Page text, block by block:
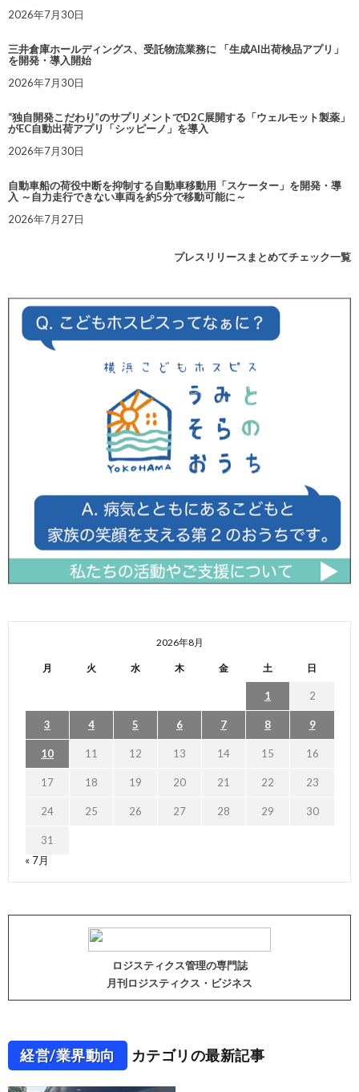
2026年7月30日
三井倉庫ホールディングス、受託物流業務に 「生成AI出荷検品アプリ」
を開発・導入開始
2026年7月30日
“独自開発こだわり”のサプリメントでD2C展開する「ウェルモット製薬」
がEC自動出荷アプリ「シッピーノ」を導入
2026年7月30日
自動車船の荷役中断を抑制する自動車移動用「スケーター」を開発・導
入 ～自力走行できない車両を約5分で移動可能に～
2026年7月27日
プレスリリースまとめてチェック一覧
2026年8月
月 火 水 木 金 土 日
1 2
3 4 5 6 7 8 9
10 11 12 13 14 15 16
17 18 19 20 21 22 23
24 25 26 27 28 29 30
31
« 7月
ロジスティクス管理の専門誌
月刊ロジスティクス・ビジネス
経営/業界動向 カテゴリの最新記事